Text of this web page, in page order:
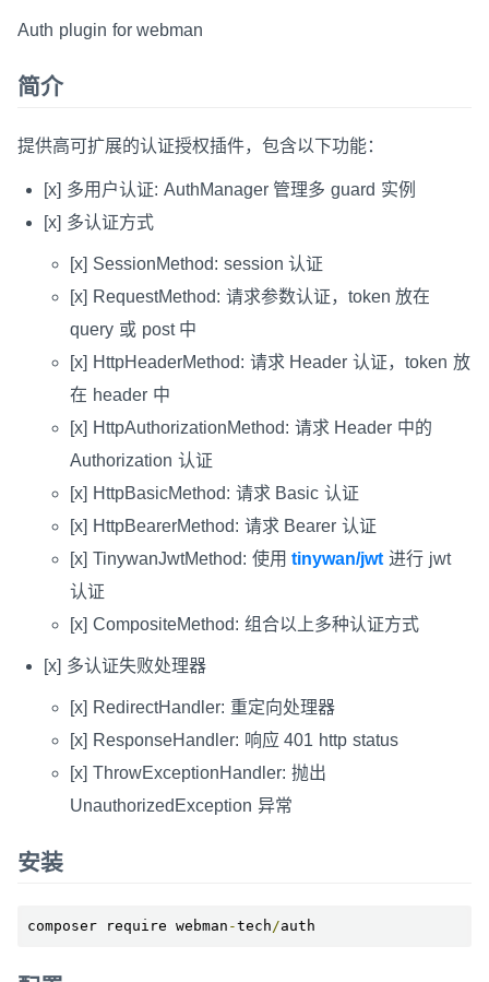
Auth plugin for webman
简介
提供高可扩展的认证授权插件，包含以下功能：
[x] 多用户认证: AuthManager 管理多 guard 实例
[x] 多认证方式
[x] SessionMethod: session 认证
[x] RequestMethod: 请求参数认证，token 放在
query 或 post 中
[x] HttpHeaderMethod: 请求 Header 认证，token 放
在 header 中
[x] HttpAuthorizationMethod: 请求 Header 中的
Authorization 认证
[x] HttpBasicMethod: 请求 Basic 认证
[x] HttpBearerMethod: 请求 Bearer 认证
[x] TinywanJwtMethod: 使用tinywan/jwt 进行 jwt
认证
[x] CompositeMethod: 组合以上多种认证方式
[x] 多认证失败处理器
[x] RedirectHandler: 重定向处理器
[x] ResponseHandler: 响应 401 http status
[x] ThrowExceptionHandler: 抛出
UnauthorizedException 异常
安装
composer require webman -tech/auth